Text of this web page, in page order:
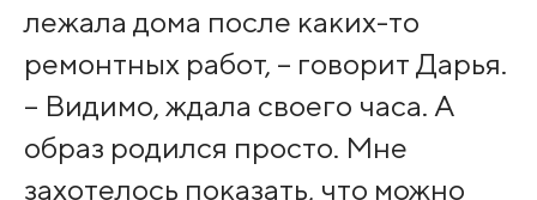
лежала дома после каких-то
ремонтных работ, – говорит Дарья.
– Видимо, ждала своего часа. А
образ родился просто. Мне
захотелось показать, что можно